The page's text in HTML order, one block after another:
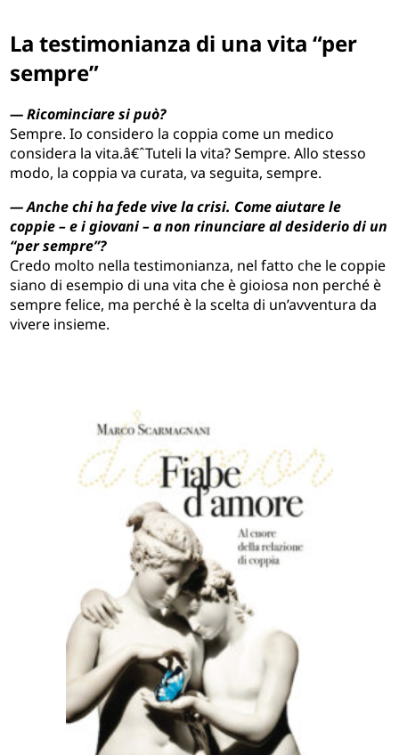
La testimonianza di una vita “per
sempre”
— Ricominciare si può?
Sempre. Io considero la coppia come un medico
considera la vita.â€ˆTuteli la vita? Sempre. Allo stesso
modo, la coppia va curata, va seguita, sempre.
— Anche chi ha fede vive la crisi. Come aiutare le
coppie – e i giovani – a non rinunciare al desiderio di un
“per sempre”?
Credo molto nella testimonianza, nel fatto che le coppie
siano di esempio di una vita che è gioiosa non perché è
sempre felice, ma perché è la scelta di un’avventura da
vivere insieme.